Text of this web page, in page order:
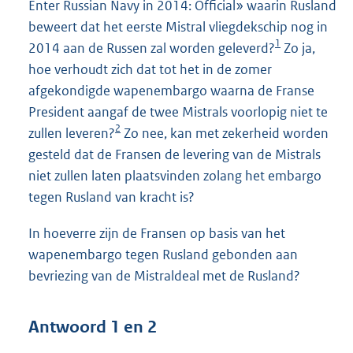
Enter Russian Navy in 2014: Official» waarin Rusland
beweert dat het eerste Mistral vliegdekschip nog in
2014 aan de Russen zal worden geleverd?1 Zo ja,
hoe verhoudt zich dat tot het in de zomer
afgekondigde wapenembargo waarna de Franse
President aangaf de twee Mistrals voorlopig niet te
zullen leveren?2 Zo nee, kan met zekerheid worden
gesteld dat de Fransen de levering van de Mistrals
niet zullen laten plaatsvinden zolang het embargo
tegen Rusland van kracht is?
In hoeverre zijn de Fransen op basis van het
wapenembargo tegen Rusland gebonden aan
bevriezing van de Mistraldeal met de Rusland?
Antwoord 1 en 2